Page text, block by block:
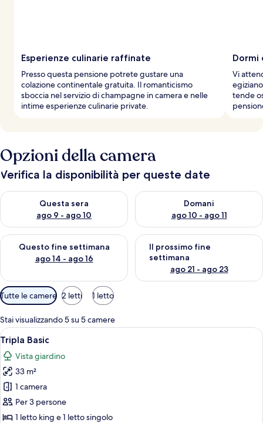
a
t
o
Esperienze culinarie raffinate
Presso questa pensione potrete gustare una
colazione continentale gratuita. Il romanticismo
sboccia nel servizio di champagne in camera e nelle
intime esperienze culinarie private.
Dormi
Vi
tende
Opzioni della camera
Verifica la disponibilità per queste date
Questa sera
ago 9 - ago 10
Verifica la disponibilità per questa sera, ago 9 - ago 10
Domani
ago 10 - ago 11
Verifica la disponibilità per
Questo fine settimana
ago 14 - ago 16
Verifica la disponibilità per questo fine settimana, ago 14 -
Il prossimo fine
settimana
ago 21 - ago 23
Verifica la disponibilità per il
Filtri
disponibili
per
le
camere
Tutte le camere 2 letti 1 letto
Stai visualizzando 5 su 5 camere
Apri
tutte
le
foto
per
Tripla
Basic
Una camera d'albergo moderna
7
Tripla Basic
Vista giardino
33 m²
1 camera
Per 3 persone
1 letto king e 1 letto singolo